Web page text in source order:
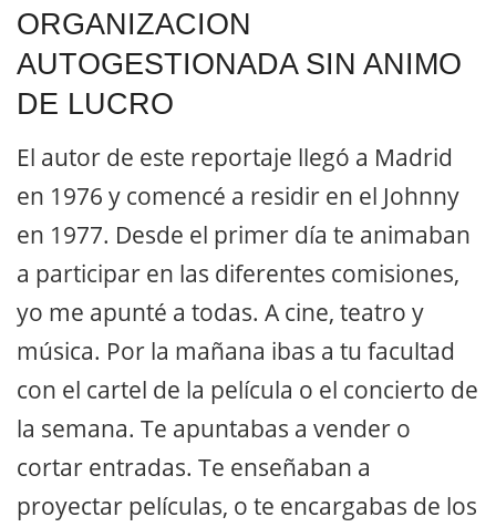
ORGANIZACION
AUTOGESTIONADA SIN ANIMO
DE LUCRO
El autor de este reportaje llegó a Madrid
en 1976 y comencé a residir en el Johnny
en 1977. Desde el primer día te animaban
a participar en las diferentes comisiones,
yo me apunté a todas. A cine, teatro y
música. Por la mañana ibas a tu facultad
con el cartel de la película o el concierto de
la semana. Te apuntabas a vender o
cortar entradas. Te enseñaban a
proyectar películas, o te encargabas de los